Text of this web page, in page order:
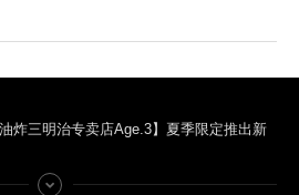
炸三明治专卖店Age.3】夏季限定推出新